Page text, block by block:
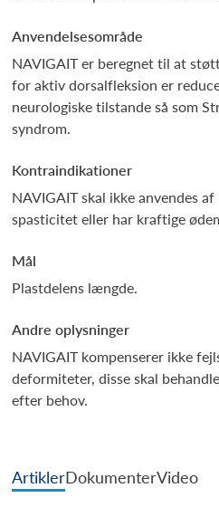
Anvendelsesområde
NAVIGAIT er beregnet til at
for aktiv dorsalfleksion er
neurologiske tilstande så som
syndrom.
Kontraindikationer
NAVIGAIT skal ikke anvendes
spasticitet eller har kraftige
Mål
Plastdelens længde.
Andre oplysninger
NAVIGAIT kompenserer ikke
deformiteter, disse skal
efter behov.
ArtiklerDokumenterVideo